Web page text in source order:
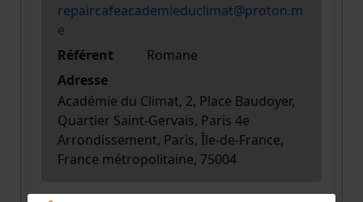
repaircafeacademieduclimat@proton.m
e
Référent
Romane
Adresse
Académie du Climat, 2, Place Baudoyer,
Quartier Saint-Gervais, Paris 4e
Arrondissement, Paris, Île-de-France,
France métropolitaine, 75004